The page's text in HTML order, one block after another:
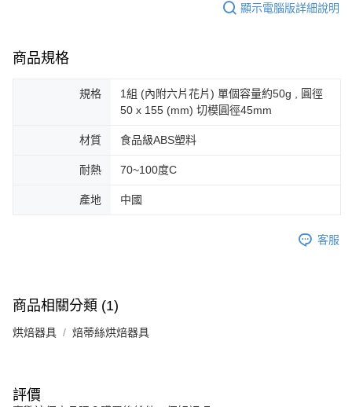
顯示電腦版詳細說明
商品規格
規格
1組 (內附六片花片) 單個容量約50g , 圓徑
50 x 155 (mm) 切模圓徑45mm
材質 食品級ABS塑料
耐熱 70~100度C
產地 中國
客服
商品相關分類 (1)
烘焙器具 焙蒂絲烘焙器具
評價